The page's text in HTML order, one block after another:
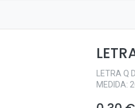
LETRA Q
MEDIDA: